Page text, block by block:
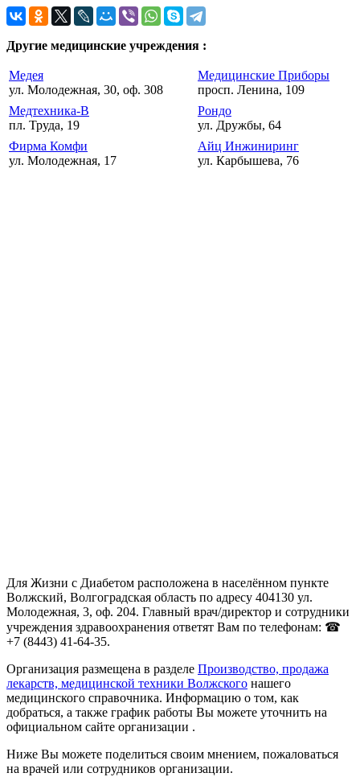
Другие медицинские учреждения :
Медея
ул. Молодежная, 30, оф. 308
Медицинские Приборы
просп. Ленина, 109
Медтехника-В
пл. Труда, 19
Рондо
ул. Дружбы, 64
Фирма Комфи
ул. Молодежная, 17
Айц Инжиниринг
ул. Карбышева, 76
Для Жизни с Диабетом расположена в населённом пункте
Волжский, Волгоградская область по адресу 404130 ул.
Молодежная, 3, оф. 204. Главный врач/директор и сотрудники
учреждения здравоохранения ответят Вам по телефонам: ☎
+7 (8443) 41-64-35.
Организация размещена в разделе Производство, продажа
лекарств, медицинской техники Волжского нашего
медицинского справочника. Информацию о том, как
добраться, а также график работы Вы можете уточнить на
официальном сайте организации .
Ниже Вы можете поделиться своим мнением, пожаловаться
на врачей или сотрудников организации.